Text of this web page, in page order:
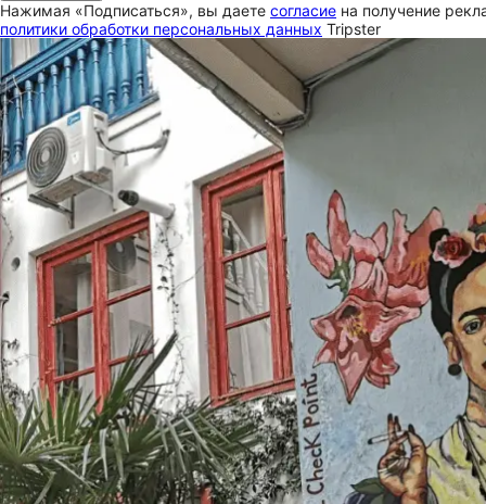
Нажимая «Подписаться», вы даете согласие на получение
политики обработки персональных данных Tripster